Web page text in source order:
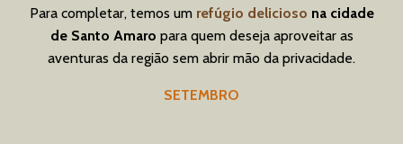
Para completar, temos um refúgio delicioso na cidade
de Santo Amaro para quem deseja aproveitar as
aventuras da região sem abrir mão da privacidade.
SETEMBRO